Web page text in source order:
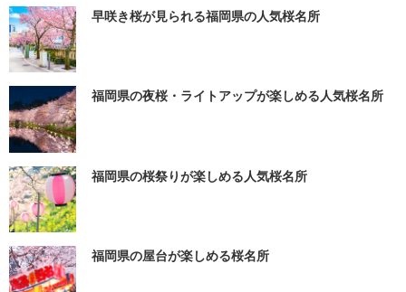
早咲き桜が見られる福岡県の人気桜名所
福岡県の夜桜・ライトアップが楽しめる人気桜名所
福岡県の桜祭りが楽しめる人気桜名所
福岡県の屋台が楽しめる桜名所